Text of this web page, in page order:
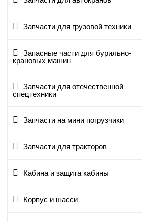
Запчасти для грузовой техники
Запасные части для бурильно-
крановых машин
Запчасти для отечественной
спецтехники
Запчасти на мини погрузчики
Запчасти для тракторов
Кабина и защита кабины
Корпус и шасси